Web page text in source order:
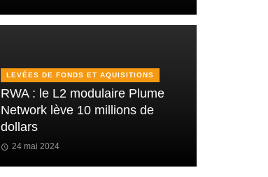
LEVÉES DE FONDS ET AQUISITIONS
RWA : le L2 modulaire Plume
Network lève 10 millions de
dollars
24 mai 2024